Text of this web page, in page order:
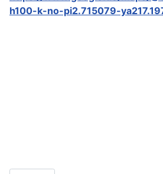
h100-k-no-pi2.715079-